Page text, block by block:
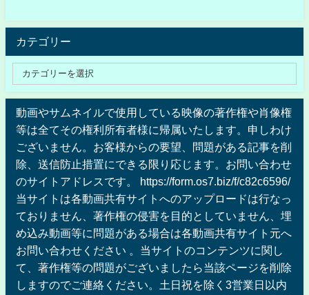
カテゴリー
動画やサムネイルで使用している映像の著作権や肖像権
等は全てその権利所有者様に帰属いたします。申しわけ
ございません。お客様からの要望、問題がある記事を削
除、送信防止措置にできる限り応じます。お問い合わせ
のサイトアドレスです。 https://form.os7.biz/f/c82c6596/
当サイトは各動画共有サイトへのアップロードは行なっ
ておりません、著作権の侵害を目的としていません、埋
め込み動画等に問題がある場合は各動画共有サイト元へ
お問い合わせください 。当サイトのコンテンツに関し
て、著作権等の問題がございましたら当該ページを削除
しますのでご連絡ください。土日祝を除く3営業日以内